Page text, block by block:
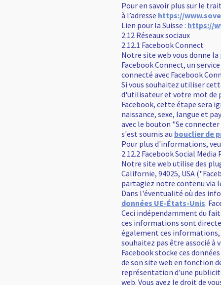
Pour en savoir plus sur le
à l’adresse https://
Lien pour la Suisse : https://
2.12 Réseaux sociaux
2.12.1 Facebook Connect
Notre site web vous donne
Facebook Connect, un
connecté avec Facebook
Si vous souhaitez utiliser
d'utilisateur et votre mot de
Facebook, cette étape sera
naissance, sexe, langue et
avec le bouton "Se
s'est soumis au bouclier de
Pour plus d'informations,
2.12.2 Facebook Social Media
Notre site web utilise des
Californie, 94025, USA
partagiez notre contenu via
Dans l'éventualité où des
données UE-États-Unis.
Ceci indépendamment du fait
ces informations sont
également ces
souhaitez pas être associé à
Facebook stocke ces
de son site web en fonction
représentation d'une
web. Vous avez le droit de